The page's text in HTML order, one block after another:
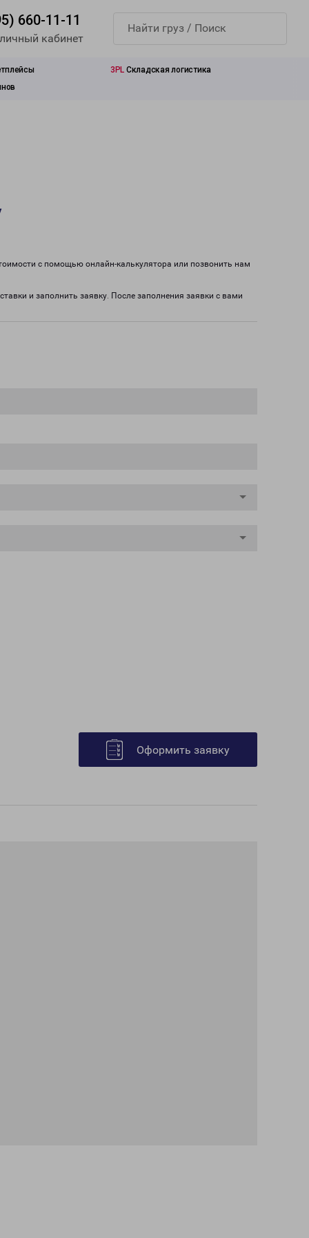
660-11-11
кабинет
3PL Складская логистика
с помощью онлайн-калькулятора или позвонить нам
и заполнить заявку. После заполнения заявки с вами
Оформить заявку